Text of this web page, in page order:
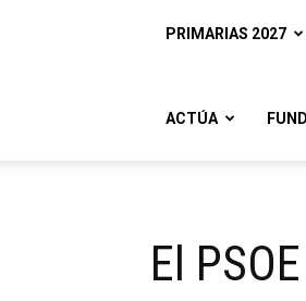
PRIMARIAS 2027
ACTÚA
El